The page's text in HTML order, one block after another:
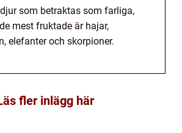
som betraktas som farliga,
mest fruktade är hajar,
elefanter och skorpioner.
fler inlägg här